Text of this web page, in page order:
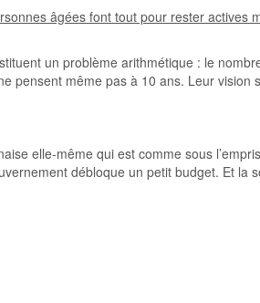
âgées font tout pour rester
un problème arithmétique : le
pensent même pas à 10 ans. Leur
elle-même qui est comme sous
débloque un petit budget. Et